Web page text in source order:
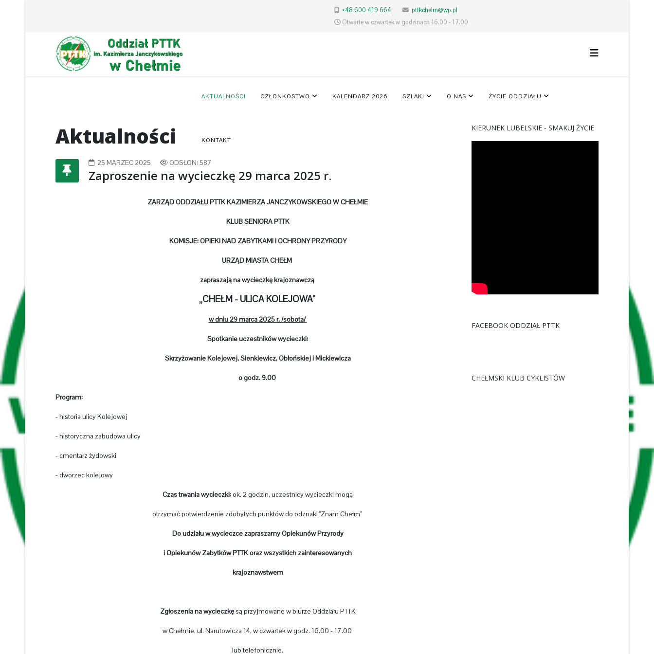
+48 600 419 664
pttkchelm@wp.pl
Otwarte w czwartek w godzinach 16.00 - 17.00
AKTUALNOŚCI CZŁONKOSTWO KALENDARZ 2026 SZLAKI O NAS ŻYCIE ODDZIAŁU
KONTAKT
Aktualności
25 MARZEC 2025 ODSŁON: 587
Zaproszenie na wycieczkę 29 marca 2025 r.
ZARZĄD ODDZIAŁU PTTKKAZIMIERZA JANCZYKOWSKIEGO W CHEŁMIE
KLUB SENIORA PTTK
KOMISJE: OPIEKI NAD ZABYTKAMI I OCHRONY PRZYRODY
URZĄD MIASTA CHEŁM
zapraszają na wycieczkę krajoznawczą
„CHEŁM - ULICA KOLEJOWA"
w dniu 29 marca 2025 r. /sobota/
Spotkanie uczestników wycieczki:
Skrzyżowanie Kolejowej, Sienkiewicz, Obłońskiej i Mickiewicza
o godz. 9.00
Program:
- historia ulicy Kolejowej
- historyczna zabudowa ulicy
- cmentarz żydowski
- dworzec kolejowy
Czas trwania wycieczki:ok. 2 godzin, uczestnicy wycieczki mogą
otrzymać potwierdzenie zdobytych punktów do odznaki "Znam Chełm"
Do udziału w wycieczce zapraszamy Opiekunów Przyrody
i Opiekunów Zabytków PTTK oraz wszystkich zainteresowanych
krajoznawstwem
Zgłoszenia na wycieczkęsą przyjmowane w biurze Oddziału PTTK
w Chełmie, ul. Narutowicza 14, w czwartek w godz. 16.00 - 17.00
lub telefonicznie.
KIERUNEK LUBELSKIE - SMAKUJ ŻYCIE
FACEBOOK ODDZIAŁ PTTK
CHEŁMSKI KLUB CYKLISTÓW